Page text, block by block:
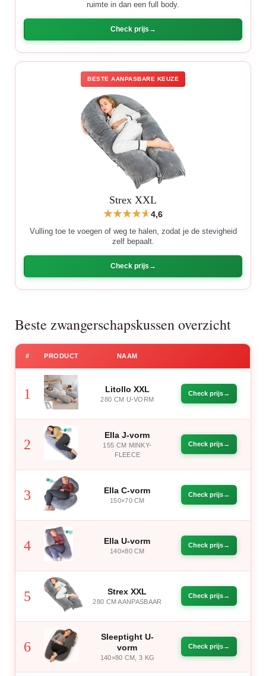
ruimte in dan een full body.
Check prijs
BESTE AANPASBARE KEUZE
Strex XXL
4,6
Vulling toe te voegen of weg te halen, zodat je de stevigheid
zelf bepaalt.
Check prijs
Beste zwangerschapskussen overzicht
# PRODUCT NAAM
1 Litollo XXL
280 CM U-VORM
Check prijs
2
Ella J-vorm
155 CM MINKY-
FLEECE
Check prijs
3 Ella C-vorm
150×70 CM
Check prijs
4 Ella U-vorm
140×80 CM
Check prijs
5 Strex XXL
280 CM AANPASBAAR
Check prijs
6
Sleeptight U-
vorm
140×80 CM, 3 KG
Check prijs